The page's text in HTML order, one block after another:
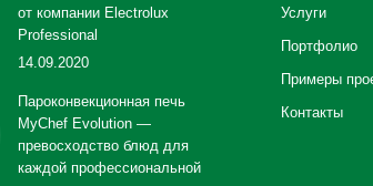
от компании Electrolux
Professional
14.09.2020
Пароконвекционная печь
MyChef Evolution —
превосходство блюд для
каждой профессиональной
Услуги
Портфолио
Примеры
Контакты